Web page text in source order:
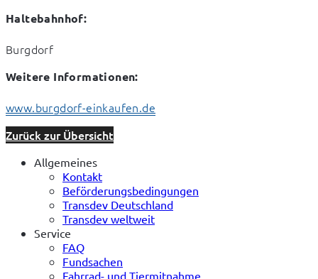
Haltebahnhof:
Burgdorf
Weitere Informationen:
www.burgdorf-einkaufen.de
Zurück zur Übersicht
Allgemeines
Kontakt
Beförderungsbedingungen
Transdev Deutschland
Transdev weltweit
Service
FAQ
Fundsachen
Fahrrad- und Tiermitnahme